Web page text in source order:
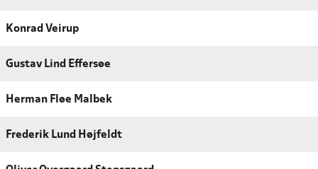
Konrad Veirup
Gustav Lind Effersøe
Herman Fløe Malbek
Frederik Lund Højfeldt